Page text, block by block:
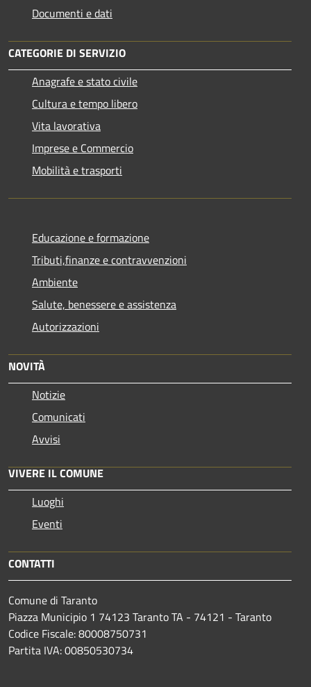
Documenti e dati
CATEGORIE DI SERVIZIO
Anagrafe e stato civile
Cultura e tempo libero
Vita lavorativa
Imprese e Commercio
Mobilità e trasporti
Educazione e formazione
Tributi,finanze e contravvenzioni
Ambiente
Salute, benessere e assistenza
Autorizzazioni
NOVITÀ
Notizie
Comunicati
Avvisi
VIVERE IL COMUNE
Luoghi
Eventi
CONTATTI
Comune di Taranto
Piazza Municipio 1 74123 Taranto TA - 74121 - Taranto
Codice Fiscale: 80008750731
Partita IVA: 00850530734